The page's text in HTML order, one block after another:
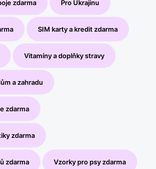
zdarma Pro Ukrajinu
SIM karty a kredit zdarma
Vitamíny a doplňky stravy
a zahradu
zdarma
zdarma
zdarma Vzorky pro psy zdarma